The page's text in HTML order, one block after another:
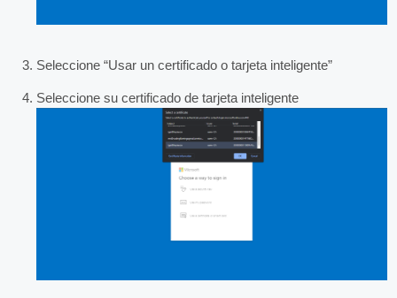
Seleccione “Usar un certificado o tarjeta inteligente”
Seleccione su certificado de tarjeta inteligente